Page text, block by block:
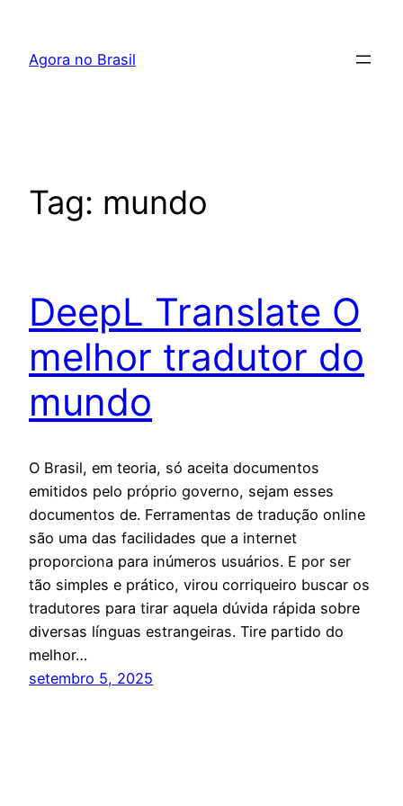
Agora no Brasil
Tag: mundo
DeepL Translate O
melhor tradutor do
mundo
O Brasil, em teoria, só aceita documentos
emitidos pelo próprio governo, sejam esses
documentos de. Ferramentas de tradução online
são uma das facilidades que a internet
proporciona para inúmeros usuários. E por ser
tão simples e prático, virou corriqueiro buscar os
tradutores para tirar aquela dúvida rápida sobre
diversas línguas estrangeiras. Tire partido do
melhor…
setembro 5, 2025